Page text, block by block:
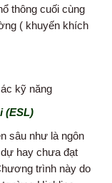
thông cuối cùng
( khuyến khích
kỹ năng
(ESL)
sâu như là ngôn
hay chưa đạt
trình này do